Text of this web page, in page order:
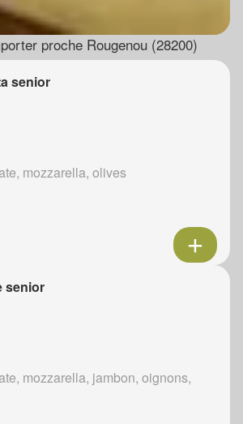
proche Rougenou (28200)
senior
mozzarella, olives
senior
mozzarella, jambon, oignons,